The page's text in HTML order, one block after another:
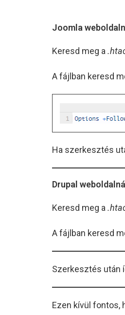
Joomla
Keresd meg a
A fájlban keresd
Ha szerkesztés
Drupal weboldalnál
Keresd meg a
A fájlban keresd
Szerkesztés után
Ezen kívül fontos,